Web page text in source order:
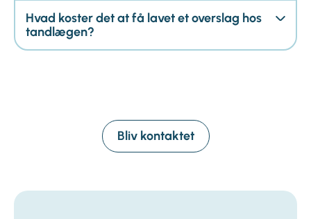
Hvad koster det at få lavet et overslag hos
tandlægen?
Bliv kontaktet